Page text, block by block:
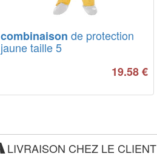
combinaison de protection
jaune taille 5
19.58 €
LIVRAISON CHEZ LE CLIENT